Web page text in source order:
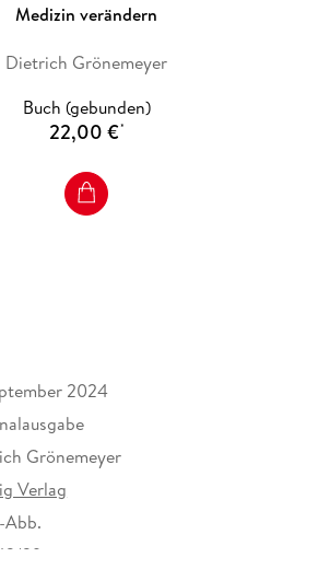
Medizin verändern
Dietrich Grönemeyer
Buch (gebunden)
22,00 €*
2024
Grönemeyer
Verlag
Abb.
29 mm